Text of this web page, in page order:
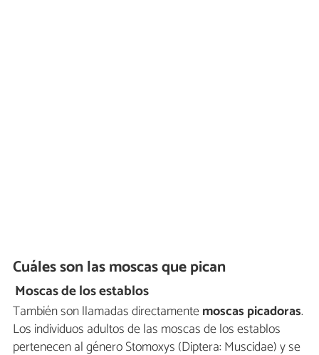
Cuáles son las moscas que pican
Moscas de los establos
También son llamadas directamentemoscas picadoras.
Los individuos adultos de las moscas de los establos
pertenecen al género Stomoxys (Diptera: Muscidae) y se